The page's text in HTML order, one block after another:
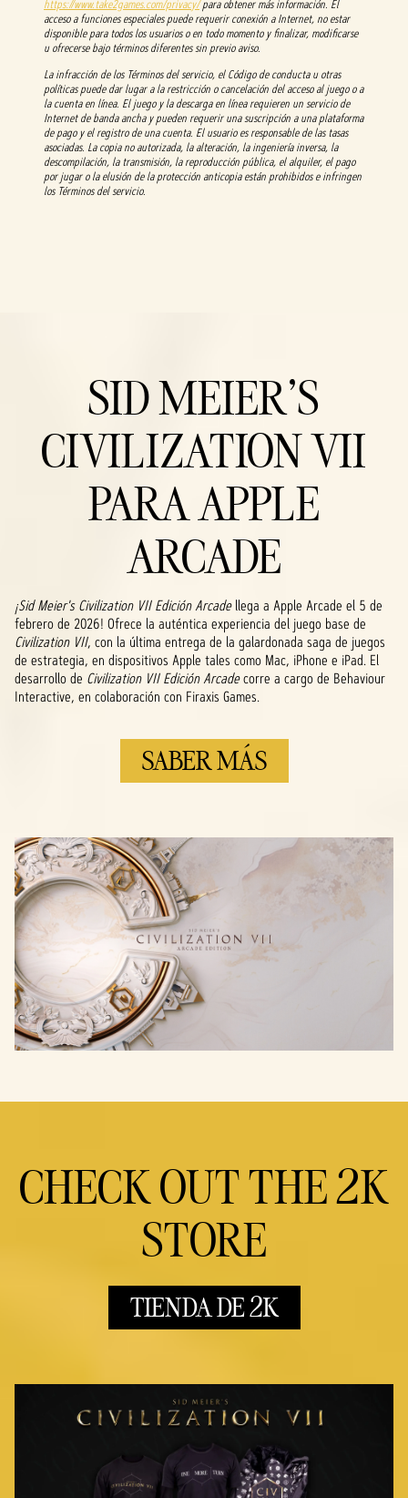
https://www.take2games.com/privacy/para obtener más información. El
acceso a funciones especiales puede requerir conexión a Internet, no estar
disponible para todos los usuarios o en todo momento y finalizar, modificarse
u ofrecerse bajo términos diferentes sin previo aviso.
La infracción de los Términos del servicio, el Código de conducta u otras
políticas puede dar lugar a la restricción o cancelación del acceso al juego o a
la cuenta en línea. El juego y la descarga en línea requieren un servicio de
Internet de banda ancha y pueden requerir una suscripción a una plataforma
de pago y el registro de una cuenta. El usuario es responsable de las tasas
asociadas. La copia no autorizada, la alteración, la ingeniería inversa, la
descompilación, la transmisión, la reproducción pública, el alquiler, el pago
por jugar o la elusión de la protección anticopia están prohibidos e infringen
los Términos del servicio.
SID MEIER'S
CIVILIZATION VII
PARA APPLE
ARCADE
¡Sid Meier's Civilization VII Edición Arcadellega a Apple Arcade el 5 de
febrero de 2026! Ofrece la auténtica experiencia del juego base de
Civilization VII, con la última entrega de la galardonada saga de juegos
de estrategia, en dispositivos Apple tales como Mac, iPhone e iPad. El
desarrollo de Civilization VII Edición Arcadecorre a cargo de Behaviour
Interactive, en colaboración con Firaxis Games.
SABER MÁS
CHECK OUT THE 2K
STORE
TIENDA DE 2K